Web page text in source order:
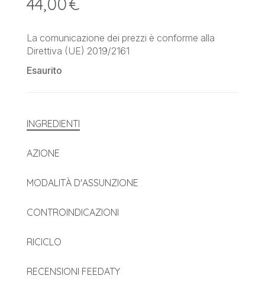
La comunicazione dei prezzi è conforme alla
Direttiva (UE) 2019/2161
Esaurito
INGREDIENTI
AZIONE
MODALITÀ D'ASSUNZIONE
CONTROINDICAZIONI
RICICLO
RECENSIONI FEEDATY